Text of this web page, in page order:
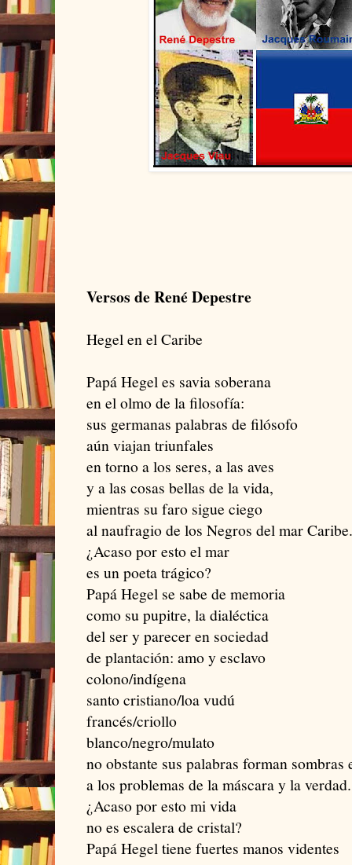
Versos de René Depestre
Hegel en el Caribe
Papá Hegel es savia soberana
en el olmo de la filosofía:
sus germanas palabras de filósofo
aún viajan triunfales
en torno a los seres, a las aves
y a las cosas bellas de la vida,
mientras su faro sigue ciego
al naufragio de los Negros del mar Caribe.
¿Acaso por esto el mar
es un poeta trágico?
Papá Hegel se sabe de memoria
como su pupitre, la dialéctica
del ser y parecer en sociedad
de plantación: amo y esclavo
colono/indígena
santo cristiano/loa vudú
francés/criollo
blanco/negro/mulato
no obstante sus palabras forman sombras
a los problemas de la máscara y la verdad.
¿Acaso por esto mi vida
no es escalera de cristal?
Papá Hegel tiene fuertes manos videntes